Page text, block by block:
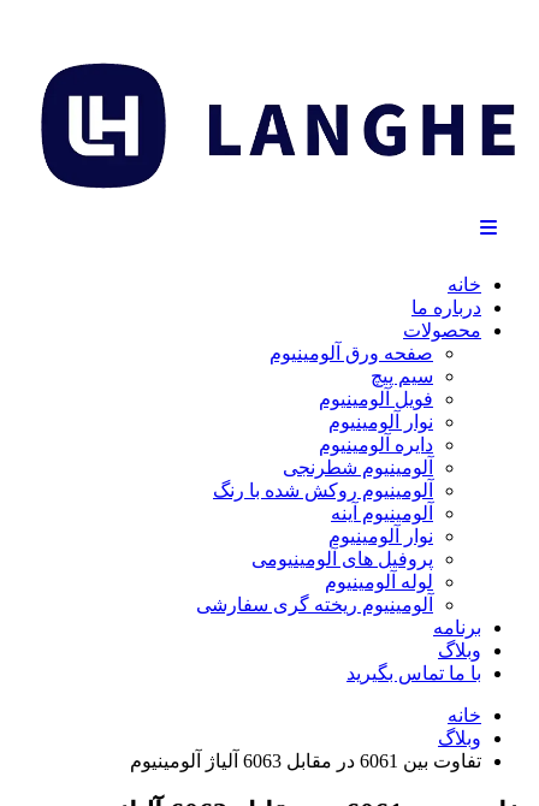
خانه
درباره ما
محصولات
صفحه ورق آلومینیوم
سیم پیچ
فویل آلومینیوم
نوار آلومینیوم
دایره آلومینیوم
آلومینیوم شطرنجی
آلومینیوم روکش شده با رنگ
آلومینیوم آینه
نوار آلومینیوم
پروفیل های آلومینیومی
لوله آلومینیوم
آلومینیوم ریخته گری سفارشی
برنامه
وبلاگ
با ما تماس بگیرید
خانه
وبلاگ
تفاوت بین 6061 در مقابل 6063 آلیاژ آلومینیوم